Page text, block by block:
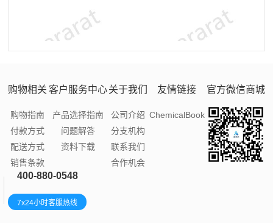
购物相关
购物指南
付款方式
配送方式
销售条款
客户服务中心
产品选择指南
问题解答
资料下载
关于我们
公司介绍
分支机构
联系我们
合作机会
友情链接
ChemicalBook
官方微信商城
400-880-0548
7x24小时客服热线